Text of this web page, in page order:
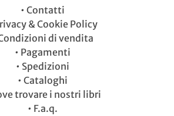
• Contatti
& Cookie Policy
di vendita
• Pagamenti
• Spedizioni
• Cataloghi
trovare i nostri libri
• F.a.q.